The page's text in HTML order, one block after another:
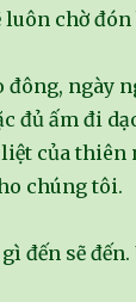
chờ đón
đông, ngày
đủ ấm đi
của
chúng tôi.
đến sẽ